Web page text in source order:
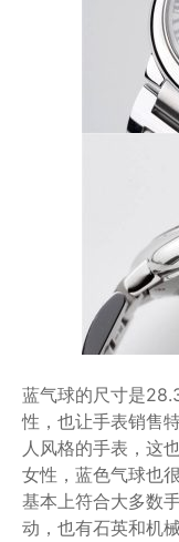
蓝气球的尺寸是
性，也让手表销售
人风格的手表，这
女性，蓝色气球也
基本上符合大多数
动，也有石英和机